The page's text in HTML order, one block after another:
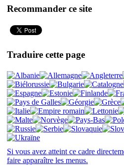
Recommander ce site
Traduire cette page
Si vous avez atteint ce cadre
faire apparaître les menus.